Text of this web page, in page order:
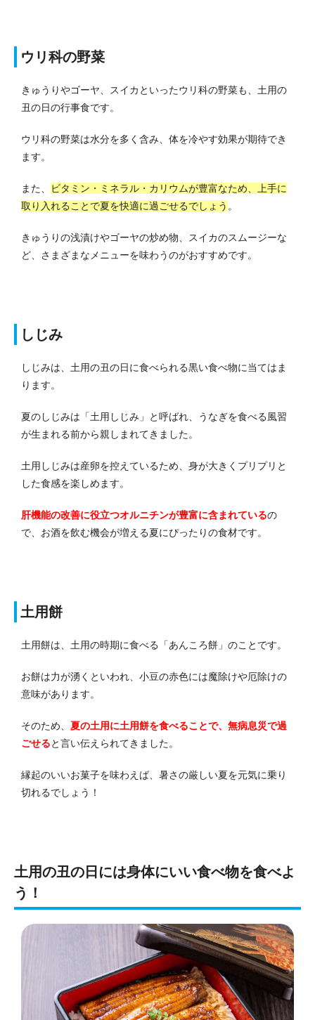
ウリ科の野菜
きゅうりやゴーヤ、スイカといったウリ科の野菜も、土用の
丑の日の行事食です。
ウリ科の野菜は水分を多く含み、体を冷やす効果が期待でき
ます。
また、
ビタミン・ミネラル・カリウムが豊富なため、上手に
取り入れることで夏を快適に過ごせるでしょう 。
きゅうりの浅漬けやゴーヤの炒め物、スイカのスムージーな
ど、さまざまなメニューを味わうのがおすすめです。
しじみ
しじみは、土用の丑の日に食べられる黒い食べ物に当てはま
ります。
夏のしじみは「土用しじみ」と呼ばれ、うなぎを食べる風習
が生まれる前から親しまれてきました。
土用しじみは産卵を控えているため、身が大きくプリプリと
した食感を楽しめます。
肝機能の改善に役立つオルニチンが豊富に含まれているの
で、お酒を飲む機会が増える夏にぴったりの食材です。
土用餅
土用餅は、土用の時期に食べる「あんころ餅」のことです。
お餅は力が湧くといわれ、小豆の赤色には魔除けや厄除けの
意味があります。
そのため、 夏の土用に土用餅を食べることで、無病息災で過
ごせると言い伝えられてきました。
縁起のいいお菓子を味わえば、暑さの厳しい夏を元気に乗り
切れるでしょう！
土用の丑の日には身体にいい食べ物を食べよ
う！